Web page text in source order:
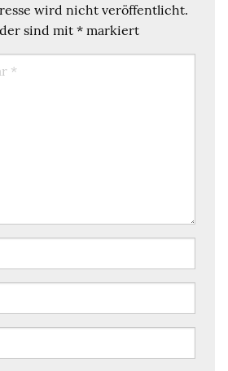
wird nicht veröffentlicht.
sind mit* markiert